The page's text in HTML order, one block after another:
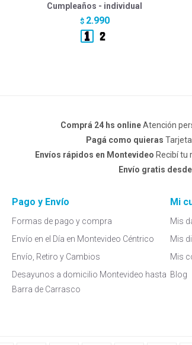
Cumpleaños - individual
$ 2.990
Comprá 24 hs onlineAtención
Pagá como quieras
Envíos rápidos en Montevideo Recibí tu
Envío gratis
Pago y Envío
Formas de pago y compra
Envío en el Día en Montevideo Céntrico
Envío, Retiro y Cambios
Desayunos a domicilio Montevideo hasta
Barra de Carrasco
Mi
Mis
Mis
Mis
Blog